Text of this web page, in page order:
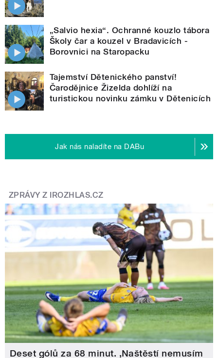
„Salvio hexia“. Ochranné kouzlo tábora
Školy čar a kouzel v Bradavicích -
Borovnici na Staropacku
Tajemství Dětenického panství!
Čarodějnice Žizelda dohlíží na
turistickou novinku zámku v Dětenicích
Jak nás naladíte na DABu
ZPRÁVY Z IROZHLAS.CZ
Deset gólů za 68 minut. ,Naštěstí nemusím